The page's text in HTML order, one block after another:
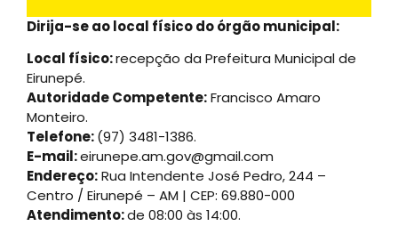
Dirija-se ao local físico do órgão municipal:
Local físico:recepção da Prefeitura Municipal de
Eirunepé.
Autoridade Competente:Francisco Amaro
Monteiro.
Telefone:(97) 3481-1386.
E-mail:eirunepe.am.gov@gmail.com
Endereço:Rua Intendente José Pedro, 244 –
Centro / Eirunepé – AM | CEP: 69.880-000
Atendimento:de 08:00 às 14:00.